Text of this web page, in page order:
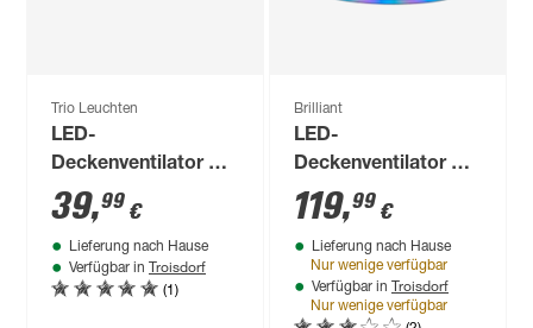
Trio Leuchten
LED-
Deckenventilator mit
Beleuchtung 'Lund'
dimmbar 850 lm
tageslichtweiß Ø 53
x 16 cm
39,99 €
Lieferung nach Hause
Verfügbar in Troisdorf
(1)
Brilliant
LED-
Deckenventilator mit
Beleuchtung
'Mondello' dimmbar
3100 lm warmweiß,
Farbwechsler Ø 41,5
x 14,6 cm
119,99 €
Lieferung nach Hause
Nur wenige verfügbar
Verfügbar in Troisdorf
Nur wenige verfügbar